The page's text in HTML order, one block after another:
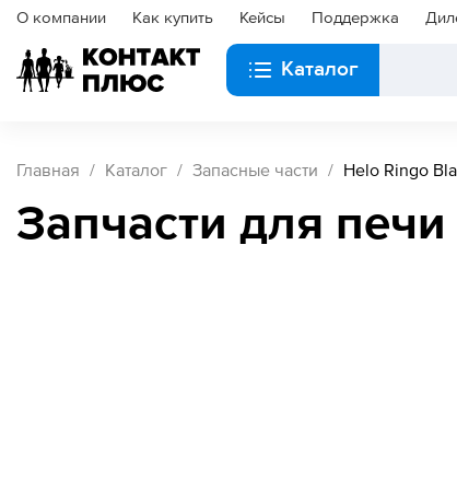
О компании Как купить Кейсы Поддержка
Каталог
Главная Каталог Запасные части Helo Ringo
Запчасти для